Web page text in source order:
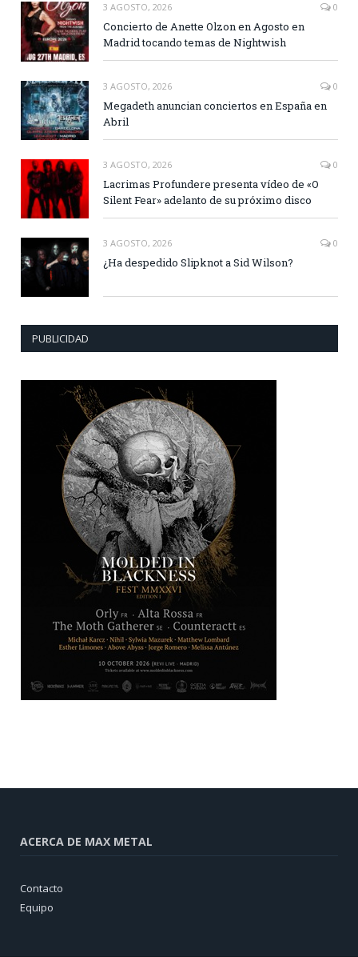
3 AGOSTO, 2026 0
Concierto de Anette Olzon en Agosto en
Madrid tocando temas de Nightwish
3 AGOSTO, 2026 0
Megadeth anuncian conciertos en España en
Abril
3 AGOSTO, 2026 0
Lacrimas Profundere presenta vídeo de «O
Silent Fear» adelanto de su próximo disco
3 AGOSTO, 2026 0
¿Ha despedido Slipknot a Sid Wilson?
PUBLICIDAD
ACERCA DE MAX METAL
Contacto
Equipo